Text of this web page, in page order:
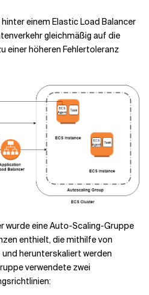
einem Elastic Load Balancer
gleichmäßig auf die
einer höheren Fehlertoleranz
wurde eine Auto-Scaling-Gruppe
enthielt, die mithilfe von
herunterskaliert werden
verwendete zwei